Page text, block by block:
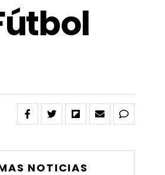
NOTICIAS